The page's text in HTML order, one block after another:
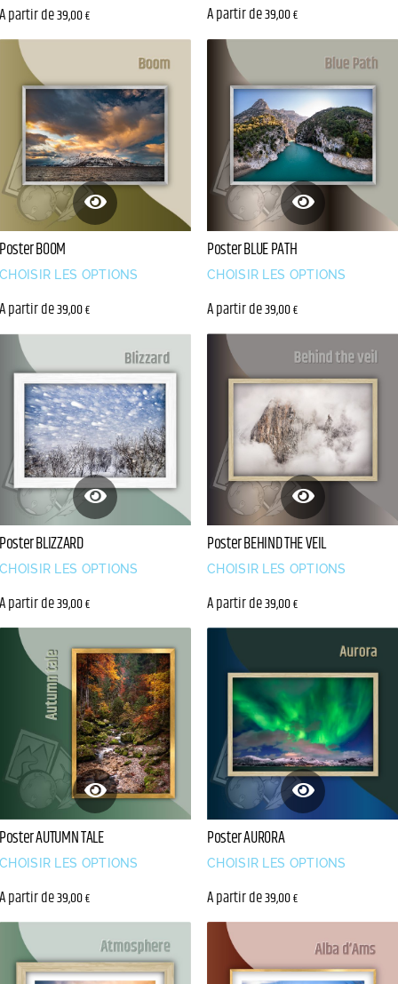
A partir de39,00€ A partir de39,00€
Poster BOOM
A partir de39,00€
CHOISIR LES OPTIONS
Poster BLUE PATH
A partir de39,00€
CHOISIR LES OPTIONS
Poster BLIZZARD
A partir de39,00€
CHOISIR LES OPTIONS
Poster BEHIND THE VEIL
A partir de39,00€
CHOISIR LES OPTIONS
Poster AUTUMN TALE
A partir de39,00€
CHOISIR LES OPTIONS
Poster AURORA
A partir de39,00€
CHOISIR LES OPTIONS